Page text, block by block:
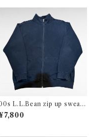
L.L.Bean zip up sweat